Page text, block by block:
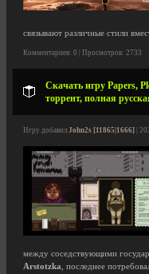
связывают различные стили
Комментариев: 0 | Просмотров: 2733
Скачать игру Papers,
торрент, полная
Игру добавил John2s [11865|1666] |
между соседствующими
Arstotzka , последнее